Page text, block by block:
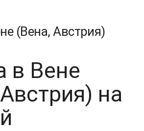
(Вена, Австрия)
в Вене
на